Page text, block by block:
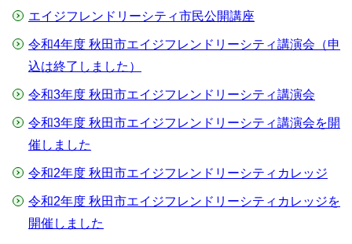
エイジフレンドリーシティ市民公開講座
令和4年度 秋田市エイジフレンドリーシティ講演会（申
込は終了しました）
令和3年度 秋田市エイジフレンドリーシティ講演会
令和3年度 秋田市エイジフレンドリーシティ講演会を開
催しました
令和2年度 秋田市エイジフレンドリーシティカレッジ
令和2年度 秋田市エイジフレンドリーシティカレッジを
開催しました